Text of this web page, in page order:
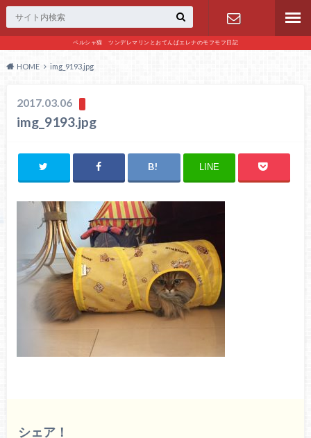
ペルシャ猫 ツンデレマリンとおてんばエレナのモフモフ日記
お問い合わ
HOME img_9193.jpg
2017.03.06
img_9193.jpg
LINE
シェア！